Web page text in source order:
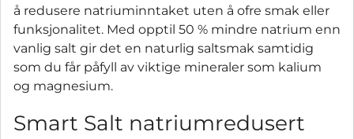
å redusere natriuminntaket uten å ofre smak eller
funksjonalitet. Med opptil 50 % mindre natrium enn
vanlig salt gir det en naturlig saltsmak samtidig
som du får påfyll av viktige mineraler som kalium
og magnesium.
Smart Salt natriumredusert